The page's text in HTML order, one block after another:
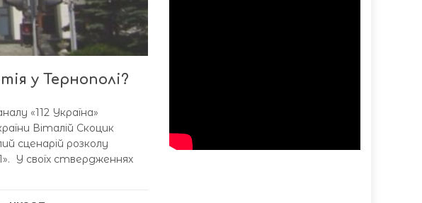
у Тернополі?
«112 Україна»
Віталій Скоцик
сценарій розколу
У своїх ствердженнях